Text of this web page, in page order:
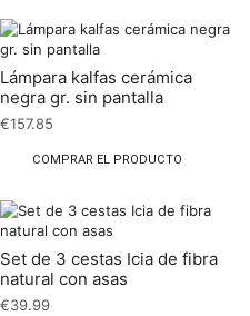
Lámpara kalfas cerámica
negra gr. sin pantalla
€157.85
COMPRAR EL PRODUCTO
Set de 3 cestas Icia de fibra
natural con asas
€39.99